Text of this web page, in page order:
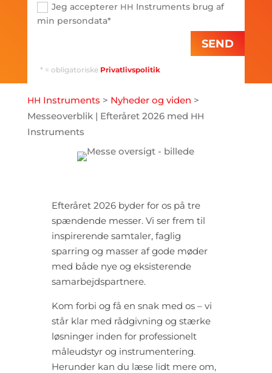
Jeg accepterer HH Instruments brug af
min persondata*
SEND
* = obligatoriske Privatlivspolitik
HH Instruments > Nyheder og viden >
Messeoverblik | Efteråret 2026 med HH
Instruments
Efteråret 2026 byder for os på tre
spændende messer. Vi ser frem til
inspirerende samtaler, faglig
sparring og masser af gode møder
med både nye og eksisterende
samarbejdspartnere.
Kom forbi og få en snak med os – vi
står klar med rådgivning og stærke
løsninger inden for professionelt
måleudstyr og instrumentering.
Herunder kan du læse lidt mere om,